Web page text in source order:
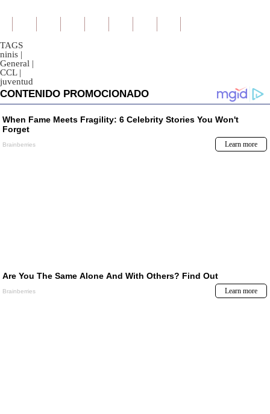
TAGS
ninis |
General |
CCL |
juventud